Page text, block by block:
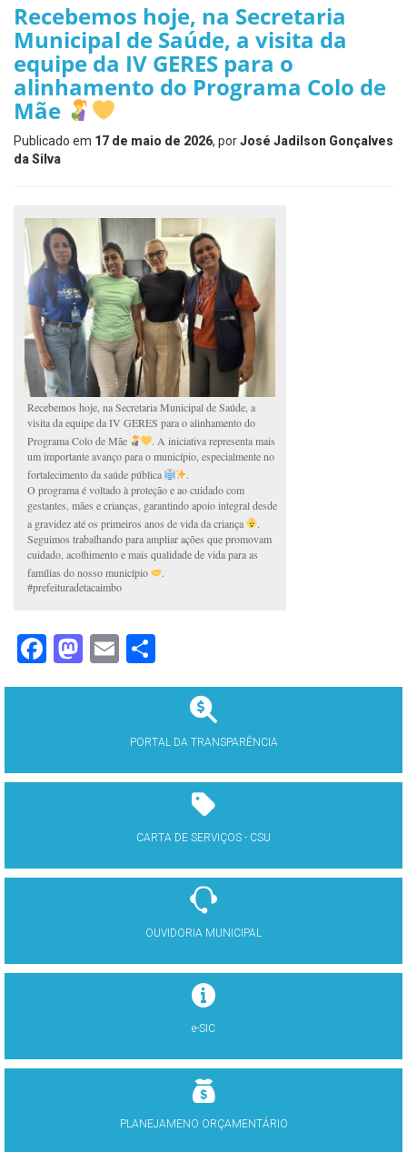
Recebemos hoje, na Secretaria
Municipal de Saúde, a visita da
equipe da IV GERES para o
alinhamento do Programa Colo de
Mãe
Publicado em 17 de maio de 2026, porJosé Jadilson Gonçalves
da Silva
Recebemos hoje, na Secretaria Municipal de Saúde, a
visita da equipe da IV GERES para o alinhamento do
Programa Colo de Mãe
. A iniciativa representa mais
um importante avanço para o município, especialmente no
fortalecimento da saúde pública
.
O programa é voltado à proteção e ao cuidado com
gestantes, mães e crianças, garantindo apoio integral desde
a gravidez até os primeiros anos de vida da criança
.
Seguimos trabalhando para ampliar ações que promovam
cuidado, acolhimento e mais qualidade de vida para as
famílias do nosso município
.
#prefeituradetacaimbo
Facebook
Mastodon
Email
PORTAL DA TRANSPARÊNCIA
CARTA DE SERVIÇOS - CSU
OUVIDORIA MUNICIPAL
e-SIC
PLANEJAMENO ORÇAMENTÁRIO